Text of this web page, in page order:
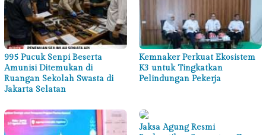
995 Pucuk Senpi Beserta
Amunisi Ditemukan di
Ruangan Sekolah Swasta di
Jakarta Selatan
Kemnaker Perkuat Ekosistem
K3 untuk Tingkatkan
Pelindungan Pekerja
Jaksa Agung Resmi